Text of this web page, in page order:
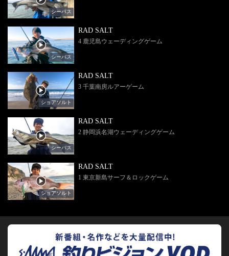
シーバス
シーバス
RAD SALT
4 鹿児島ウェーディングゲーム
ショアソルト
RAD SALT
3 千葉南房ルアーゲーム
シーバス
RAD SALT
2 静岡浜名湖ウェーディングゲーム
ショアソルト
RAD SALT
1 東京新島サーフ＆ロックゲーム